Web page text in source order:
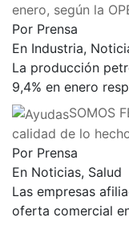
enero, según la
Por Prensa
En Industria,
La producción
9,4% en enero
SOMOS
calidad de lo
Por Prensa
En Noticias, Salud
Las empresas
oferta comercial